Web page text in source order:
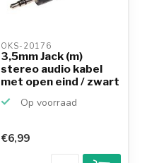
OKS-20176
3,5mm Jack (m)
stereo audio kabel
met open eind / zwart
Op voorraad
€6,99